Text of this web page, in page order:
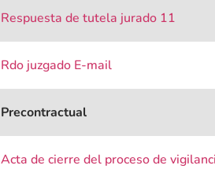
Respuesta de tutela jurado 11
Rdo juzgado E-mail
Precontractual
Acta de cierre del proceso de